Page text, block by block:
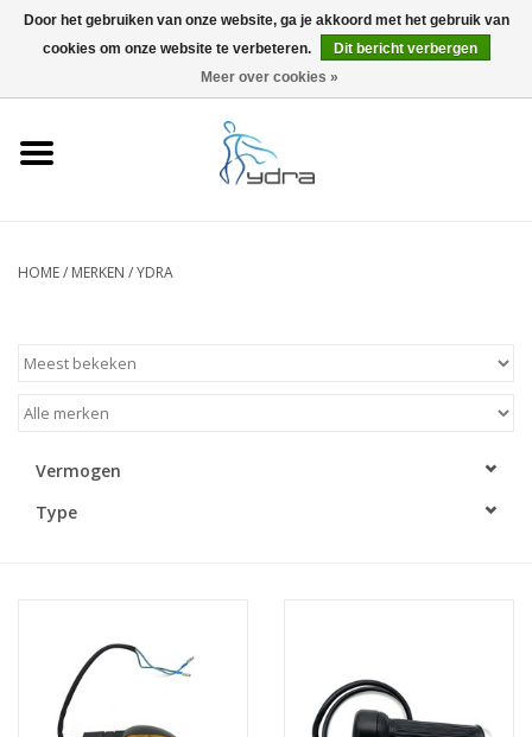
0 Artikelen - €0,00
HOME/ MERKEN /YDRA
Vermogen
Type
Door het gebruiken van onze website, ga je akkoord met het gebruik van
cookies om onze website te verbeteren.
Dit bericht verbergen
Meer over cookies »